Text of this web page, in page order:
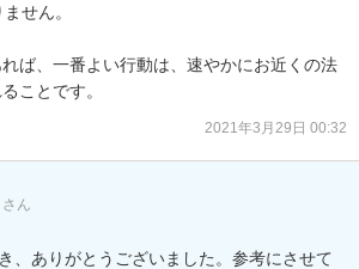
せん。
ば、一番よい行動は、速やかにお近くの法
ことです。
2021年3月29日 00:32
さん
、ありがとうございました。参考にさせて